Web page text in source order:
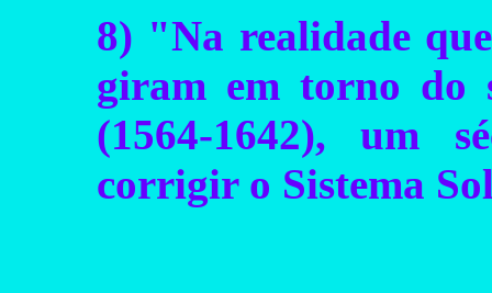
8) "Na realidade
giram em torno do
(1564-1642), um
corrigir o Sistema